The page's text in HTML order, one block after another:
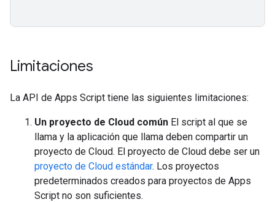
Limitaciones
La API de Apps Script tiene las siguientes limitaciones:
Un proyecto de Cloud común El script al que se
llama y la aplicación que llama deben compartir un
proyecto de Cloud. El proyecto de Cloud debe ser un
proyecto de Cloud estándar. Los proyectos
predeterminados creados para proyectos de Apps
Script no son suficientes.